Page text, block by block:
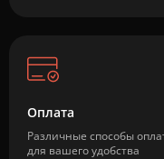
Оплата
Различные способы
для вашего удобства